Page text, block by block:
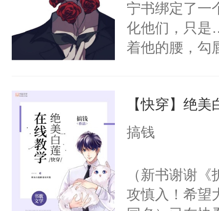
宁书绑定了一
化他们，只是
着他的腰，勾
来，给老公
用力——为你
【快穿】绝
搞钱
（新书谢谢
攻慎入！希望